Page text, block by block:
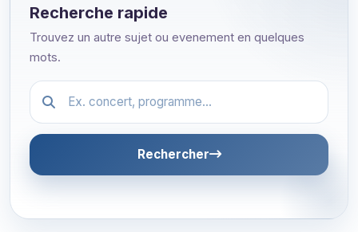
Recherche rapide
Trouvez un autre sujet ou evenement en quelques
mots.
Festival.article.hiddenLabel
Rechercher